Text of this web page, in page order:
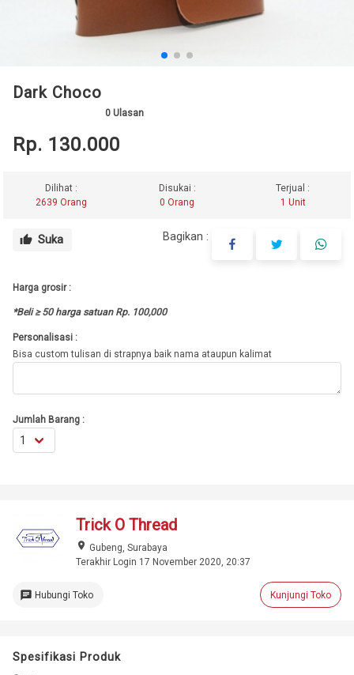
Dark Choco
0 Ulasan
Rp. 130.000
Dilihat :
2639 Orang
Disukai :
0 Orang
Terjual :
1 Unit
thumb_up Suka Bagikan :
Harga grosir :
*Beli ≥ 50 harga satuan Rp. 100,000
Personalisasi :
Bisa custom tulisan di strapnya baik nama ataupun kalimat
Jumlah Barang :
Trick O Thread
place Gubeng, Surabaya
Terakhir Login 17 November 2020, 20:37
chat Hubungi Toko Kunjungi Toko
Spesifikasi Produk